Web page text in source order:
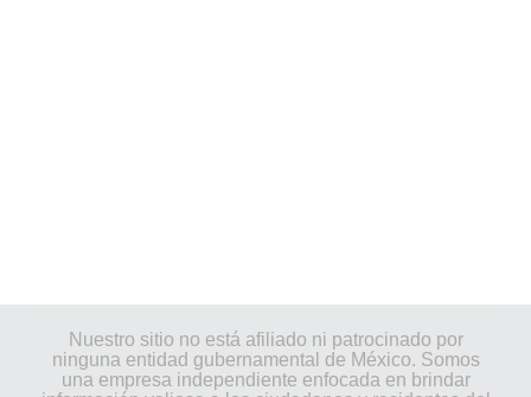
Nuestro sitio no está afiliado ni patrocinado por
ninguna entidad gubernamental de México. Somos
una empresa independiente enfocada en brindar